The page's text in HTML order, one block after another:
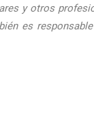
y otros
es